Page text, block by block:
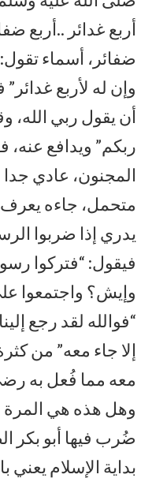
أربع غدائر ..أربع
ضفائر، أسماء
وإن له لأربع
أن يقول ربي الله،
ربكم” ويدافع عنه،
المجنون، عادي
متحمل، جاءه يعرف
يدري إذا ضربوا
فيقول: “فتركوا
وإيش؟ واجتمعوا
“فوالله لقد رجع
إلا جاء معه” من
معه مما فُعل به
وهل هذه هي المرة
ضُرب فيها أبو
بداية الإسلام يعني